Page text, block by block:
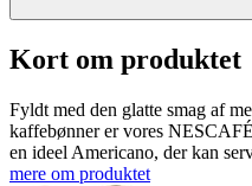
Kort om produktet
Fyldt med den glatte smag af
kaffebønner er vores
en ideel Americano, der kan
mere om produktet